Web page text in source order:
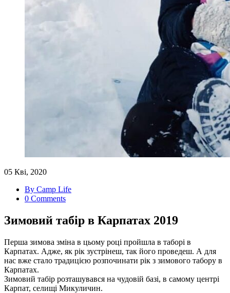
05 Кві, 2020
By Camp Life
0 Comments
Зимовий табір в Карпатах 2019
Перша зимова зміна в цьому році пройшла в таборі в
Карпатах. Адже, як рік зустрінеш, так його проведеш. А для
нас вже стало традицією розпочинати рік з зимового табору в
Карпатах.
Зимовий табір розташувався на чудовій базі, в самому центрі
Карпат, селищі Микуличин.